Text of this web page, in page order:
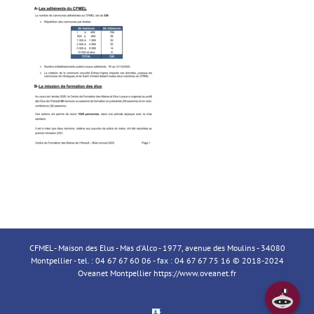
CFMEL - Maison des Elus - Mas d'Alco - 1977, avenue des Moulins - 34080
Montpellier - tel. : 04 67 67 60 06 - fax : 04 67 67 75 16 © 2018-2024
Oveanet Montpellier https://www.oveanet.fr
Espace